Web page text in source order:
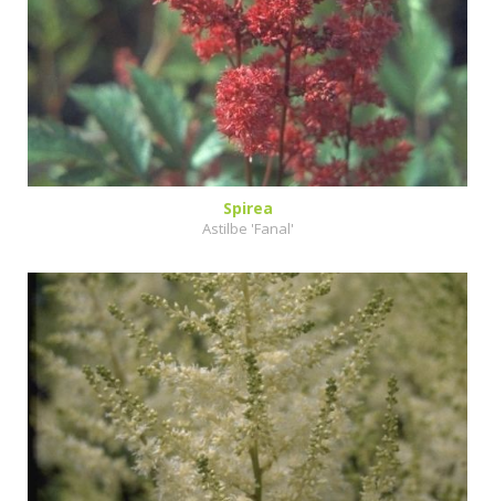
Spirea
Astilbe 'Fanal'